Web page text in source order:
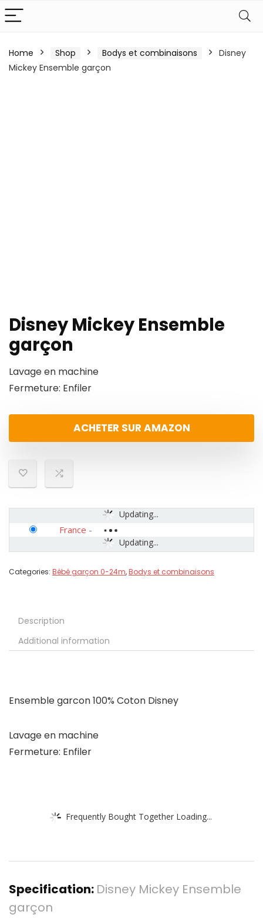
Home Shop Bodys et combinaisons
Disney
Mickey Ensemble garçon
Disney Mickey Ensemble
garçon
Lavage en machine
Fermeture: Enfiler
ACHETER SUR AMAZON
Updating...
Updating...
France -
Categories: Bébé garçon 0-24m,Bodys et combinaisons
Description
Additional information
Ensemble garcon 100% Coton Disney
Lavage en machine
Fermeture: Enfiler
Frequently Bought Together Loading...
Specification: Disney Mickey Ensemble
garçon